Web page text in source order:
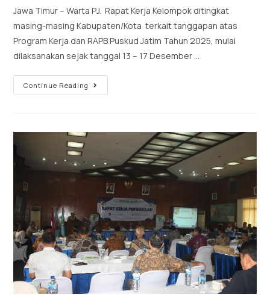
Jawa Timur – Warta PJ. Rapat Kerja Kelompok ditingkat
masing-masing Kabupaten/Kota terkait tanggapan atas
Program Kerja dan RAPB Puskud Jatim Tahun 2025, mulai
dilaksanakan sejak tanggal 13 – 17 Desember …
Continue Reading